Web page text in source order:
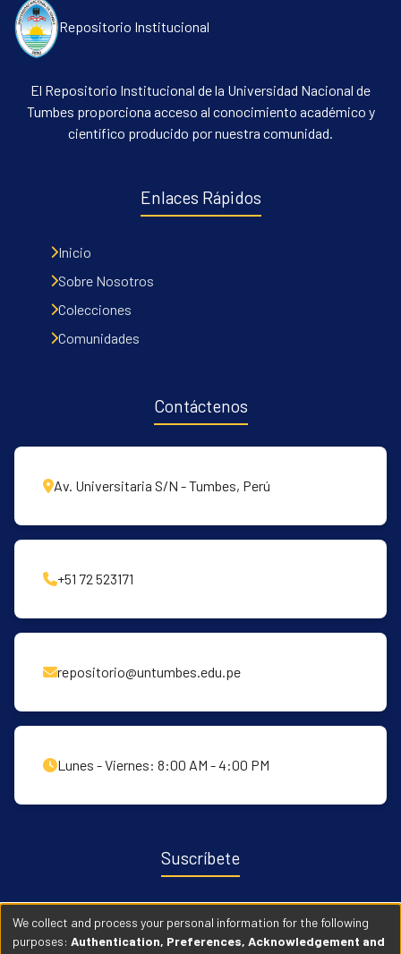
Repositorio Institucional
El Repositorio Institucional de la Universidad Nacional de
Tumbes proporciona acceso al conocimiento académico y
científico producido por nuestra comunidad.
Enlaces Rápidos
Inicio
Sobre Nosotros
Colecciones
Comunidades
Contáctenos
Av. Universitaria S/N - Tumbes, Perú
+51 72 523171
repositorio@untumbes.edu.pe
Lunes - Viernes: 8:00 AM - 4:00 PM
Suscríbete
Recibe notificaciones sobre nuevas publicaciones y eventos
relacionados con el repositorio. ingresa Aqui →
We collect and process your personal information for the following
purposes: Authentication, Preferences, Acknowledgement and